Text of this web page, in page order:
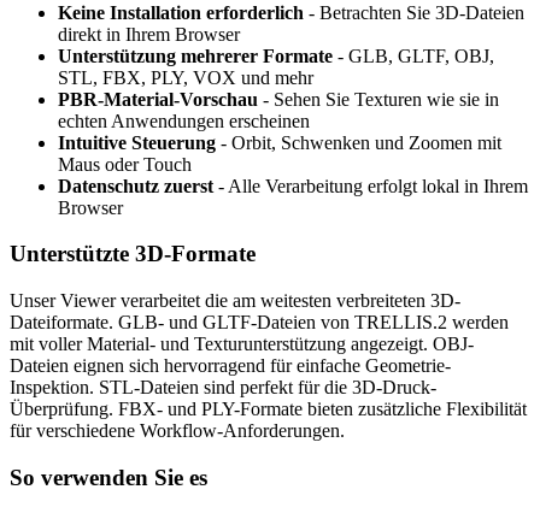
Keine Installation erforderlich - Betrachten Sie 3D-Dateien
direkt in Ihrem Browser
Unterstützung mehrerer Formate - GLB, GLTF, OBJ,
STL, FBX, PLY, VOX und mehr
PBR-Material-Vorschau - Sehen Sie Texturen wie sie in
echten Anwendungen erscheinen
Intuitive Steuerung - Orbit, Schwenken und Zoomen mit
Maus oder Touch
Datenschutz zuerst - Alle Verarbeitung erfolgt lokal in Ihrem
Browser
Unterstützte 3D-Formate
Unser Viewer verarbeitet die am weitesten verbreiteten 3D-
Dateiformate. GLB- und GLTF-Dateien von TRELLIS.2 werden
mit voller Material- und Texturunterstützung angezeigt. OBJ-
Dateien eignen sich hervorragend für einfache Geometrie-
Inspektion. STL-Dateien sind perfekt für die 3D-Druck-
Überprüfung. FBX- und PLY-Formate bieten zusätzliche Flexibilität
für verschiedene Workflow-Anforderungen.
So verwenden Sie es